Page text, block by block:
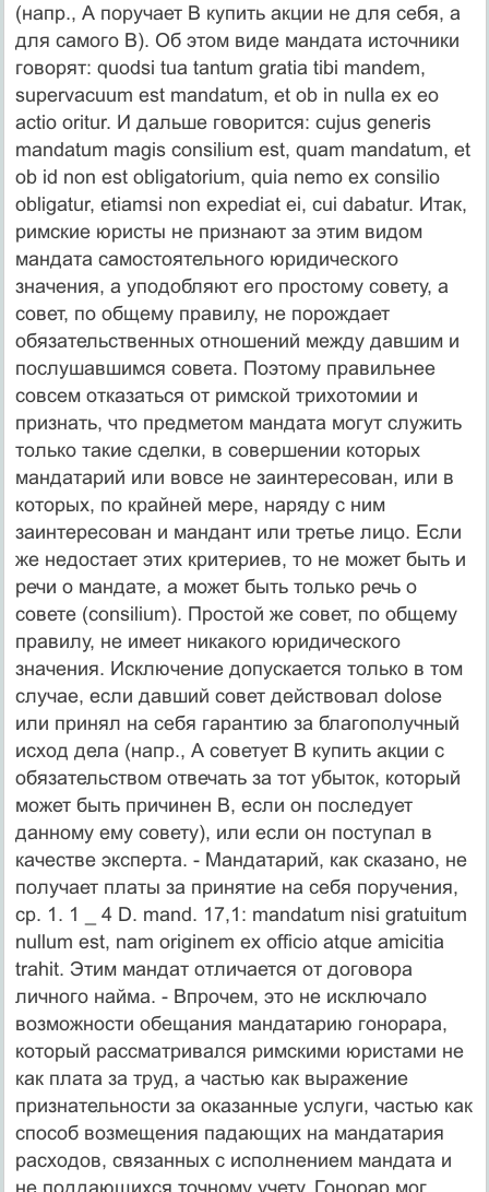
(напр., А поручает В купить акции не для себя, а
для самого В). Об этом виде мандата источники
говорят: quodsi tua tantum gratia tibi mandem,
supervacuum est mandatum, et ob in nulla ex eo
actio oritur. И дальше говорится: cujus generis
mandatum magis consilium est, quam mandatum, et
ob id non est obligatorium, quia nemo ex consilio
obligatur, etiamsi non expediat ei, cui dabatur. Итак,
римские юристы не признают за этим видом
мандата самостоятельного юридического
значения, а уподобляют его простому совету, а
совет, по общему правилу, не порождает
обязательственных отношений между давшим и
послушавшимся совета. Поэтому правильнее
совсем отказаться от римской трихотомии и
признать, что предметом мандата могут служить
только такие сделки, в совершении которых
мандатарий или вовсе не заинтересован, или в
которых, по крайней мере, наряду с ним
заинтересован и мандант или третье лицо. Если
же недостает этих критериев, то не может быть и
речи о мандате, а может быть только речь о
совете (consilium). Простой же совет, по общему
правилу, не имеет никакого юридического
значения. Исключение допускается только в том
случае, если давший совет действовал dolose
или принял на себя гарантию за благополучный
исход дела (напр., А советует В купить акции с
обязательством отвечать за тот убыток, который
может быть причинен В, если он последует
данному ему совету), или если он поступал в
качестве эксперта. - Мандатарий, как сказано, не
получает платы за принятие на себя поручения,
ср. 1. 1 _ 4 D. mand. 17,1: mandatum nisi gratuitum
nullum est, nam originem ex officio atque amicitia
trahit. Этим мандат отличается от договора
личного найма. - Впрочем, это не исключало
возможности обещания мандатарию гонорара,
который рассматривался римскими юристами не
как плата за труд, а частью как выражение
признательности за оказанные услуги, частью как
способ возмещения падающих на мандатария
расходов, связанных с исполнением мандата и
не поддающихся точному учету. Гонорар мог